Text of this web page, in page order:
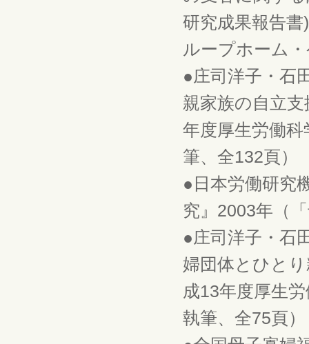
研究成果報告
ループホーム
●庄司洋子・石
親家族の自立
年度厚生労働
筆、全132頁）
●日本労働研究
究』2003年（
●庄司洋子・石
婦団体とひと
成13年度厚生
執筆、全75頁）